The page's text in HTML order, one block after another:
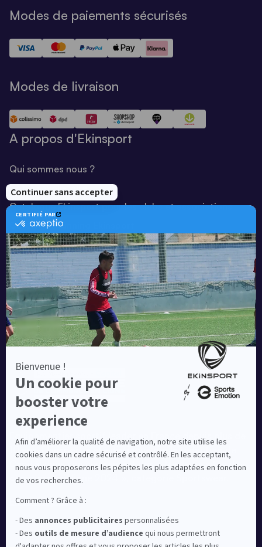
Modes de paiements sécurisés
Modes de livraison
A propos d'Ekinsport
Qui sommes nous ?
Notre savoir-faire
Catalogue Ekinsport pour les clubs et associations
Catalogue running Ekinsport
Blog
Une société de :
Equipementier sportif leader en France depuis plus de
10 ans, Ekinsport a été distingué par la rédaction de
Capital dans son classement des « Meilleurs sites de
commerce en ligne 2024 », catégorie Sportswear.
En savoir plus